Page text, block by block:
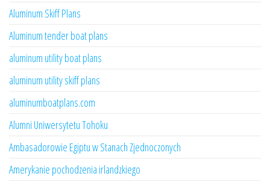
Aluminum Skiff Plans
Aluminum tender boat plans
aluminum utility boat plans
aluminum utility skiff plans
aluminumboatplans.com
Alumni Uniwersytetu Tohoku
Ambasadorowie Egiptu w Stanach Zjednoczonych
Amerykanie pochodzenia irlandzkiego